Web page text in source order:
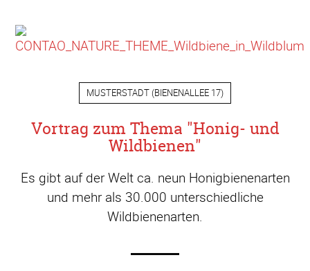
MUSTERSTADT (BIENENALLEE 17)
Vortrag zum Thema "Honig- und
Wildbienen"
Es gibt auf der Welt ca. neun Honigbienenarten
und mehr als 30.000 unterschiedliche
Wildbienenarten.